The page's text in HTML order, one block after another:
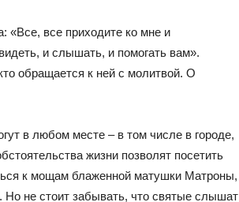
«Все, все приходите ко мне и
и слышать, и помогать вам».
обращается к ней с молитвой. О
в любом месте – в том числе в городе,
жизни позволят посетить
к мощам блаженной матушки Матроны,
Но не стоит забывать, что святые слышат